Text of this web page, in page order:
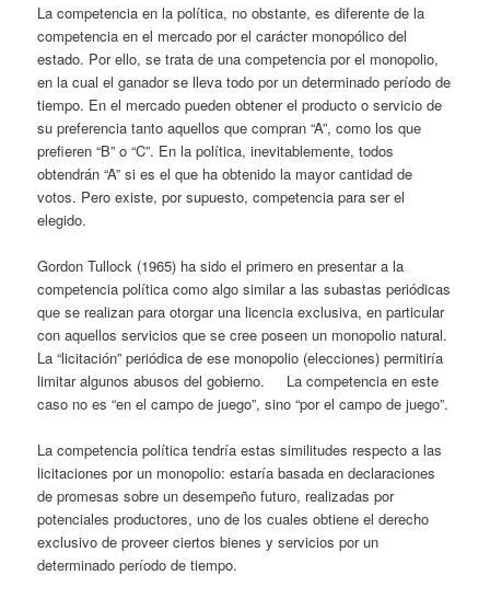
La competencia en la política, no obstante, es diferente de la
competencia en el mercado por el carácter monopólico del
estado. Por ello, se trata de una competencia por el monopolio,
en la cual el ganador se lleva todo por un determinado período de
tiempo. En el mercado pueden obtener el producto o servicio de
su preferencia tanto aquellos que compran “A”, como los que
prefieren “B” o “C”. En la política, inevitablemente, todos
obtendrán “A” si es el que ha obtenido la mayor cantidad de
votos. Pero existe, por supuesto, competencia para ser el
elegido.
Gordon Tullock (1965) ha sido el primero en presentar a la
competencia política como algo similar a las subastas periódicas
que se realizan para otorgar una licencia exclusiva, en particular
con aquellos servicios que se cree poseen un monopolio natural.
La “licitación” periódica de ese monopolio (elecciones) permitiría
limitar algunos abusos del gobierno. La competencia en este
caso no es “en el campo de juego”, sino “por el campo de juego”.
La competencia política tendría estas similitudes respecto a las
licitaciones por un monopolio: estaría basada en declaraciones
de promesas sobre un desempeño futuro, realizadas por
potenciales productores, uno de los cuales obtiene el derecho
exclusivo de proveer ciertos bienes y servicios por un
determinado período de tiempo.